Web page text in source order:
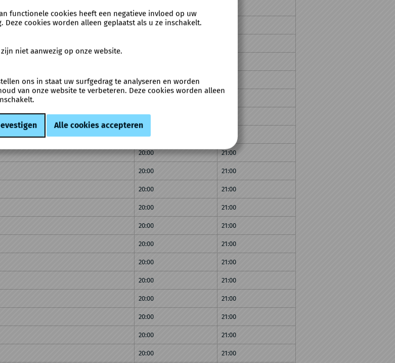
20:00
20:00
20:00
20:00
20:00 21:00
20:00 21:00
20:00 21:00
20:00 21:00
20:00 21:00
20:00 21:00
20:00 21:00
20:00 21:00
20:00 21:00
20:00 21:00
20:00 21:00
20:00 21:00
functionele cookies heeft een negatieve invloed op uw
Deze cookies worden alleen geplaatst als u ze inschakelt.
niet aanwezig op onze website.
ons in staat uw surfgedrag te analyseren en worden
van onze website te verbeteren. Deze cookies worden alleen